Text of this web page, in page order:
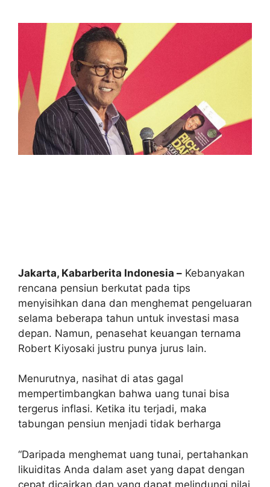
Jakarta, Kabarberita Indonesia – Kebanyakan
rencana pensiun berkutat pada tips
menyisihkan dana dan menghemat pengeluaran
selama beberapa tahun untuk investasi masa
depan. Namun, penasehat keuangan ternama
Robert Kiyosaki justru punya jurus lain.
Menurutnya, nasihat di atas gagal
mempertimbangkan bahwa uang tunai bisa
tergerus inflasi. Ketika itu terjadi, maka
tabungan pensiun menjadi tidak berharga
“Daripada menghemat uang tunai, pertahankan
likuiditas Anda dalam aset yang dapat dengan
cepat dicairkan dan yang dapat melindungi nilai